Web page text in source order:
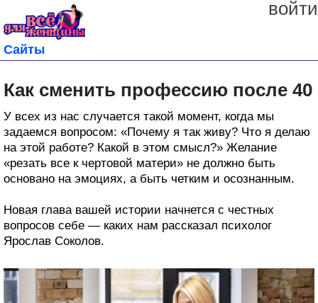
войти
Сайты
Как сменить профессию после 40
У всех из нас случается такой момент, когда мы
задаемся вопросом: «Почему я так живу? Что я делаю
на этой работе? Какой в этом смысл?» Желание
«резать все к чертовой матери» не должно быть
основано на эмоциях, а быть четким и осознанным.
Новая глава вашей истории начнется с честных
вопросов себе — каких нам рассказал психолог
Ярослав Соколов.